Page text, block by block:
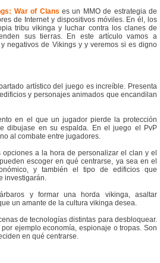
War of Clans es un MMO de estrategia de
de Internet y dispositivos móviles. En él, los
tribu vikinga y luchar contra los clanes de
sus tierras. En este artículo vamos a
negativos de Vikings y y veremos si es digno
artístico del juego es increíble. Presenta
y personajes animados que encandilan
en el que un jugador pierde la protección
dibujase en su espalda. En el juego el PvP
al combate entre jugadores.
opciones a la hora de personalizar el clan y el
escoger en qué centrarse, ya sea en el
y también el tipo de edificios que
investigarán.
y formar una horda vikinga, asaltar
un amante de la cultura vikinga desea.
de tecnologías distintas para desbloquear.
ejemplo economía, espionaje o tropas. Son
en qué centrarse.